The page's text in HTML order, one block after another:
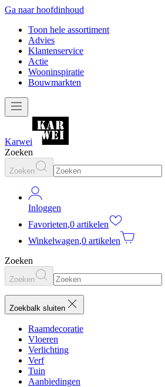
Ga naar hoofdinhoud
Toon hele assortiment
Advies
Klantenservice
Actie
Wooninspiratie
Bouwmarkten
Karwei
Zoeken
Zoeken
Inloggen
Favorieten,0 artikelen
Winkelwagen,0 artikelen
Zoeken
Zoeken
Zoekbalk sluiten
Raamdecoratie
Vloeren
Verlichting
Verf
Tuin
Aanbiedingen